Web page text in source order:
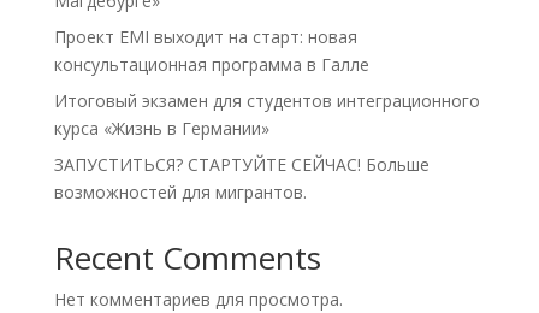
Проект EMI выходит на старт: новая
консультационная программа в Галле
Итоговый экзамен для студентов интеграционного
курса «Жизнь в Германии»
ЗАПУСТИТЬСЯ? СТАРТУЙТЕ СЕЙЧАС! Больше
возможностей для мигрантов.
Recent Comments
Нет комментариев для просмотра.